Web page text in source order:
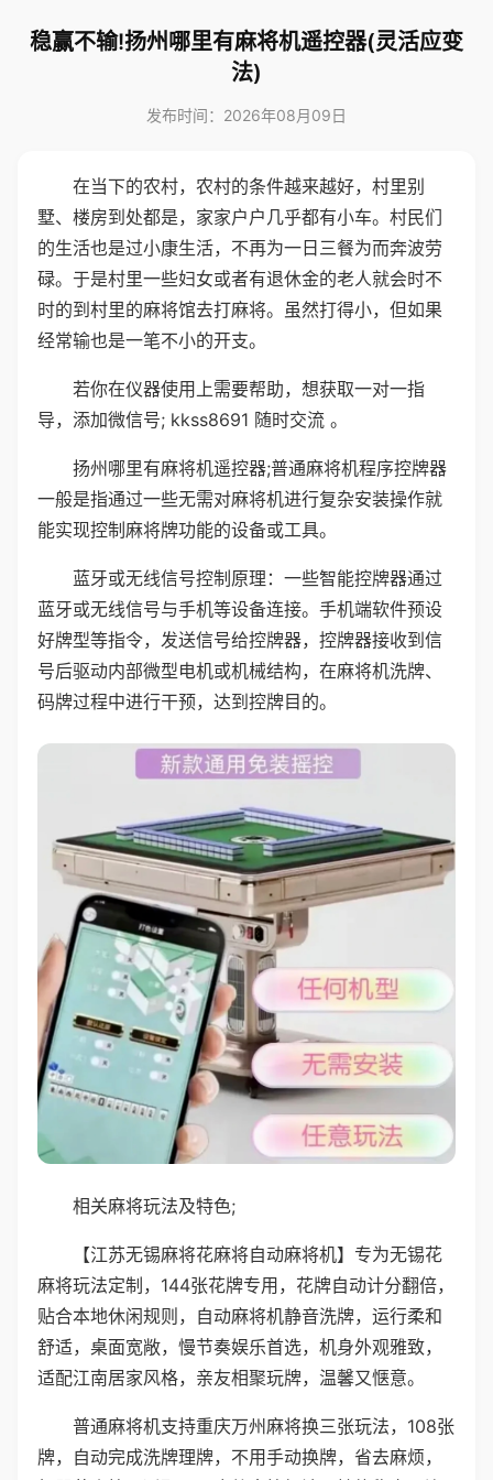
稳赢不输!扬州哪里有麻将机遥控器(灵活应变
法)
发布时间：2026年08月09日
在当下的农村，农村的条件越来越好，村里别
墅、楼房到处都是，家家户户几乎都有小车。村民们
的生活也是过小康生活，不再为一日三餐为而奔波劳
碌。于是村里一些妇女或者有退休金的老人就会时不
时的到村里的麻将馆去打麻将。虽然打得小，但如果
经常输也是一笔不小的开支。
若你在仪器使用上需要帮助，想获取一对一指
导，添加微信号; kkss8691 随时交流 。
扬州哪里有麻将机遥控器;普通麻将机程序控牌器
一般是指通过一些无需对麻将机进行复杂安装操作就
能实现控制麻将牌功能的设备或工具。
蓝牙或无线信号控制原理：一些智能控牌器通过
蓝牙或无线信号与手机等设备连接。手机端软件预设
好牌型等指令，发送信号给控牌器，控牌器接收到信
号后驱动内部微型电机或机械结构，在麻将机洗牌、
码牌过程中进行干预，达到控牌目的。
相关麻将玩法及特色;
【江苏无锡麻将花麻将自动麻将机】专为无锡花
麻将玩法定制，144张花牌专用，花牌自动计分翻倍，
贴合本地休闲规则，自动麻将机静音洗牌，运行柔和
舒适，桌面宽敞，慢节奏娱乐首选，机身外观雅致，
适配江南居家风格，亲友相聚玩牌，温馨又惬意。
普通麻将机支持重庆万州麻将换三张玩法，108张
牌，自动完成洗牌理牌，不用手动换牌，省去麻烦，